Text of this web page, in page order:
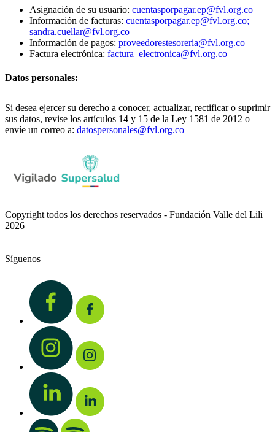
Asignación de su usuario: cuentasporpagar.ep@fvl.org.co
Información de facturas: cuentasporpagar.ep@fvl.org.co;
sandra.cuellar@fvl.org.co
Información de pagos: proveedorestesoreria@fvl.org.co
Factura electrónica: factura_electronica@fvl.org.co
Datos personales:
Si desea ejercer su derecho a conocer, actualizar, rectificar o suprimir
sus datos, revise los artículos 14 y 15 de la Ley 1581 de 2012 o
envíe un correo a: datospersonales@fvl.org.co
Copyright todos los derechos reservados - Fundación Valle del Lili
2026
Síguenos